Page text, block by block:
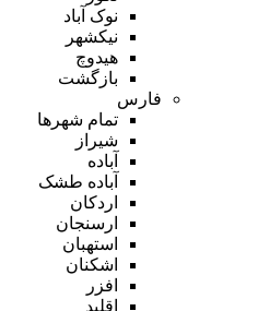
نوک آباد
نیکشهر
هیدوچ
بازگشت
فارس
تمام شهر‌ها
شیراز
آباده
آباده طشک
اردکان
ارسنجان
استهبان
اشکنان
افزر
اقلید